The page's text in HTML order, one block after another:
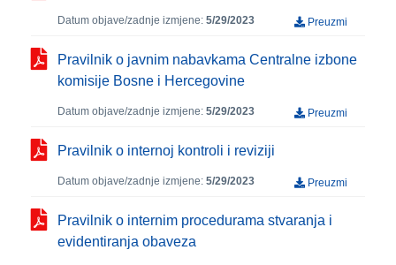
Datum objave/zadnje izmjene: 5/29/2023 Preuzmi
Pravilnik o javnim nabavkama Centralne izbone
komisije Bosne i Hercegovine
Datum objave/zadnje izmjene: 5/29/2023 Preuzmi
Pravilnik o internoj kontroli i reviziji
Datum objave/zadnje izmjene: 5/29/2023 Preuzmi
Pravilnik o internim procedurama stvaranja i
evidentiranja obaveza